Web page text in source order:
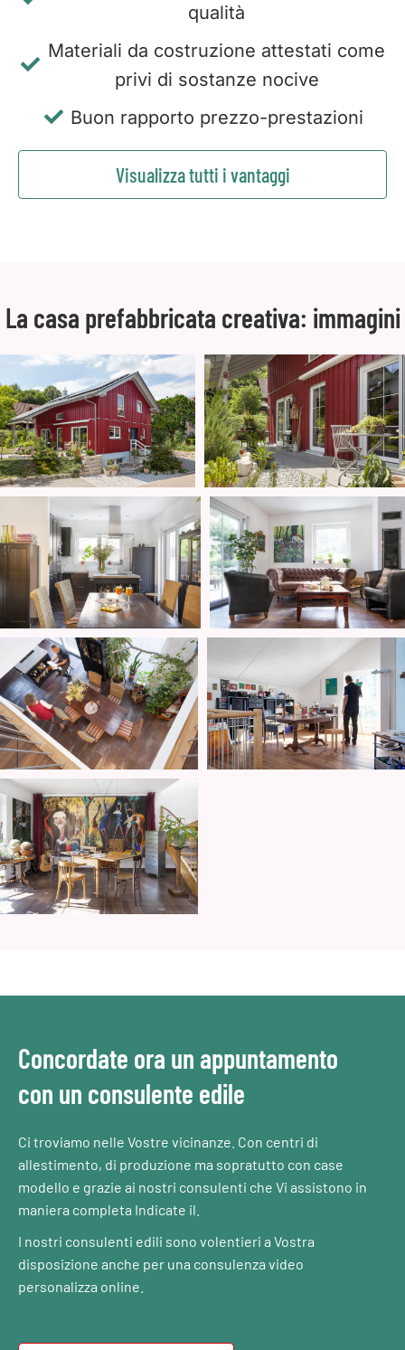
qualità
Materiali da costruzione attestati come
privi di sostanze nocive
Buon rapporto prezzo-prestazioni
Visualizza tutti i vantaggi
La casa prefabbricata creativa: immagini
Concordate ora un appuntamento
con un consulente edile
Ci troviamo nelle Vostre vicinanze. Con centri di
allestimento, di produzione ma sopratutto con case
modello e grazie ai nostri consulenti che Vi assistono in
maniera completa Indicate il.
I nostri consulenti edili sono volentieri a Vostra
disposizione anche per una consulenza video
personalizza online.